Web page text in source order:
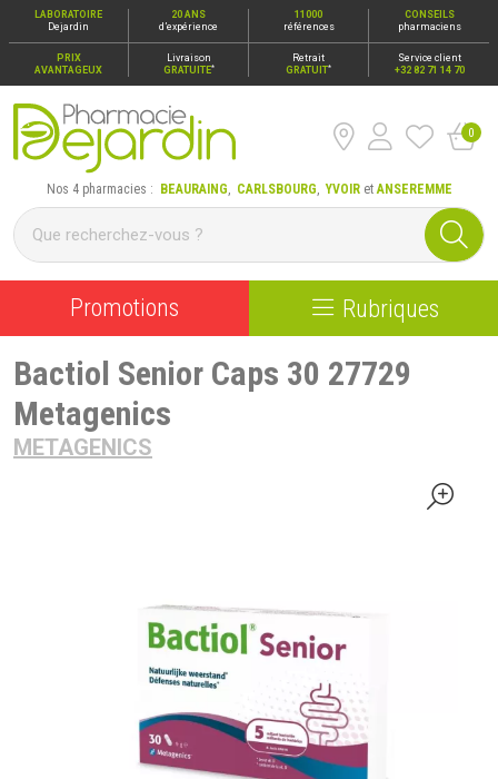
LABORATOIRE
Dejardin
20 ANS
d’expérience
11000
références
CONSEILS
pharmaciens
PRIX
AVANTAGEUX
Livraison
GRATUITE*
Retrait
GRATUIT*
Service client
+32 82 71 14 70
Pharmacie Dejardin Nos 4 pharmacies : Beauraing,
0
Nos 4 pharmacies : BEAURAING, CARLSBOURG,YVOIRetANSEREMME
Promotions Rubriques
Bactiol Senior Caps 30 27729
Metagenics
METAGENICS